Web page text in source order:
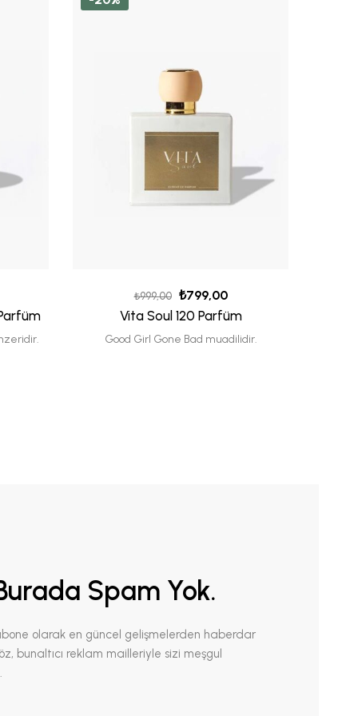
₺999,00 ₺799,00
Vita Soul 120 Parfüm
Good Girl Gone Bad muadilidir.
Spam Yok.
olarak en güncel gelişmelerden haberdar
bunaltıcı reklam mailleriyle sizi meşgul